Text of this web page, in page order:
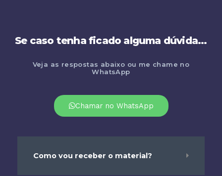
Se caso tenha ficado alguma dúvida...
Veja as respostas abaixo ou me chame no
WhatsApp
Chamar no WhatsApp
Como vou receber o material?